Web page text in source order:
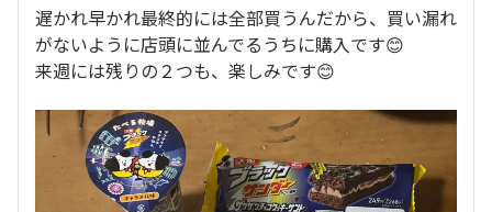
遅かれ早かれ最終的には全部買うんだから、買い漏れ
がないように店頭に並んでるうちに購入です😊
来週には残りの２つも、楽しみです😊